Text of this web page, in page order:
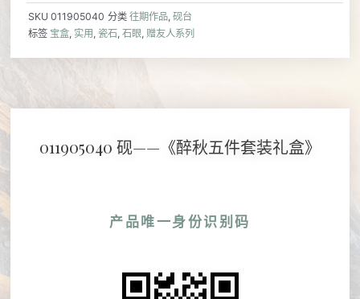
SKU 011905040 分类 往期作品,砚台
标签 宝盒, 实用 ,瓷石,石眼, 赠友人系列
011905040 砚——《醉秋五件套装礼盒》
产品唯一身份识别码